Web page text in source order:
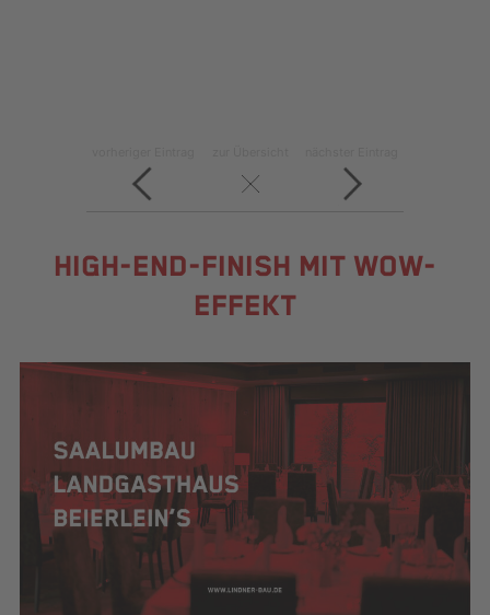
HIGH-END-FINISH MIT WOW-
EFFEKT